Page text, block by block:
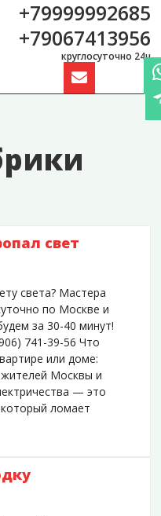
+79999992685
+79067413956
круглосуточно 24ч
свет
света? Мастера
по Москве и
за 30-40 минут!
741-39-56 Что
или доме:
Москвы и
— это
ломает